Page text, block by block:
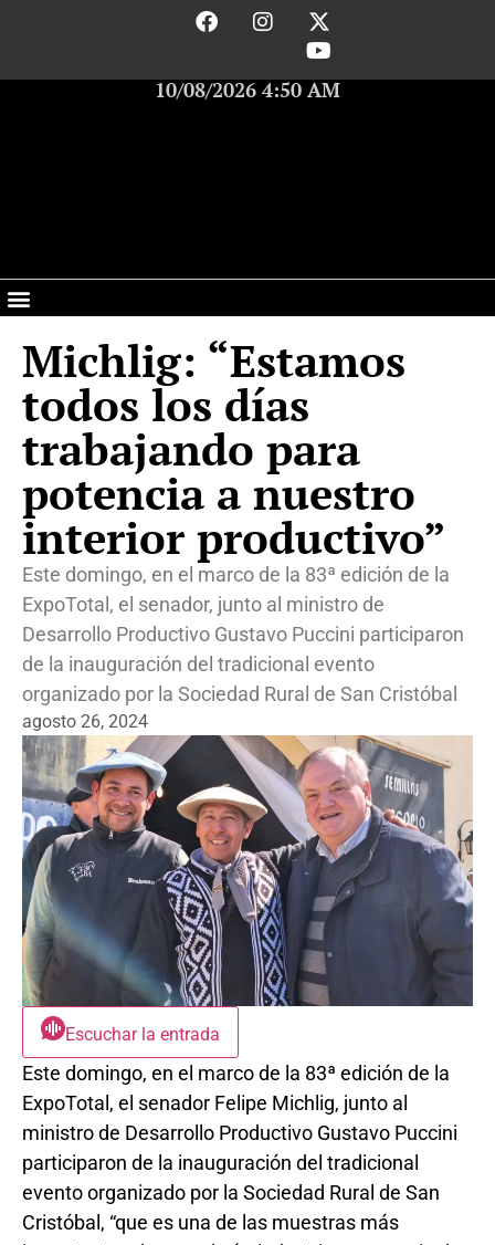
10/08/2026 4:50 AM
Michlig: “Estamos
todos los días
trabajando para
potencia a nuestro
interior productivo”
Este domingo, en el marco de la 83ª edición de la
ExpoTotal, el senador, junto al ministro de
Desarrollo Productivo Gustavo Puccini participaron
de la inauguración del tradicional evento
organizado por la Sociedad Rural de San Cristóbal
agosto 26, 2024
Escuchar la entrada
Este domingo, en el marco de la 83ª edición de la
ExpoTotal, el senador Felipe Michlig, junto al
ministro de Desarrollo Productivo Gustavo Puccini
participaron de la inauguración del tradicional
evento organizado por la Sociedad Rural de San
Cristóbal, “que es una de las muestras más